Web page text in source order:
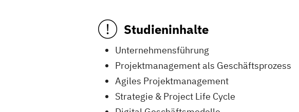
Studieninhalte
Unternehmensführung
Projektmanagement als Geschäftsprozess
Agiles Projektmanagement
Strategie & Project Life Cycle